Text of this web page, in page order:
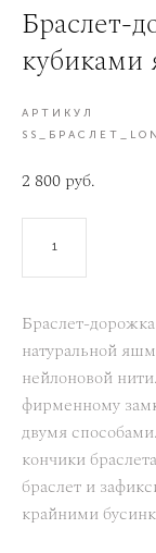
Браслет-
АРТИКУЛ
2 800 pуб.
Браслет-
натуральной
нейлоновой
фирменному
двумя
кончики
браслет и
крайними